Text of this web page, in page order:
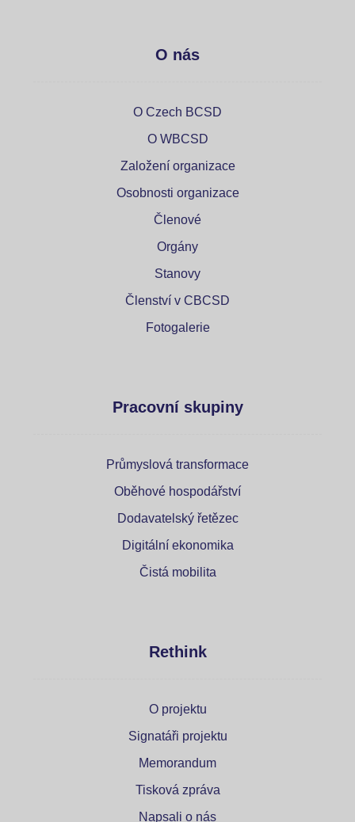
O nás
O Czech BCSD
O WBCSD
Založení organizace
Osobnosti organizace
Členové
Orgány
Stanovy
Členství v CBCSD
Fotogalerie
Pracovní skupiny
Průmyslová transformace
Oběhové hospodářství
Dodavatelský řetězec
Digitální ekonomika
Čistá mobilita
Rethink
O projektu
Signatáři projektu
Memorandum
Tisková zpráva
Napsali o nás